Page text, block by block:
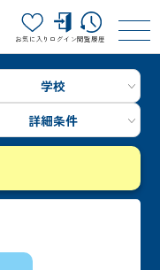
お気に入り ログイン閲覧履歴
学校
詳細条件